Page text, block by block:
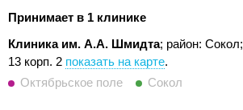
Принимает в 1 клинике
Клиника им. А.А. Шмидта; район: Сокол;
13 корп. 2 показать на карте.
Октябрьское поле
Сокол